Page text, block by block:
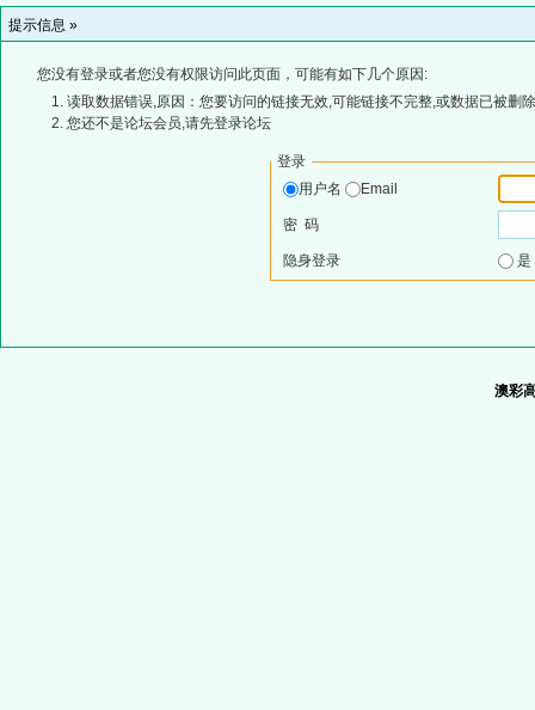
提示信息 »
您没有登录或者您没有权限访问此页面，可能有如下几个原因:
读取数据错误,原因：您要访问的链接无效,可能链接不完整,或数据已被删
您还不是论坛会员,请先登录论坛
登录
用户名
Email
密 码
隐身登录
澳彩